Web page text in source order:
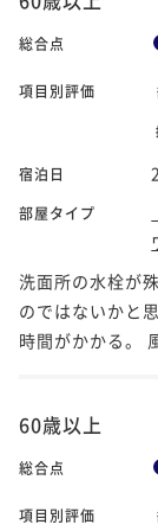
総合点
項目別評価
宿泊日
部屋タイプ
洗面所の水栓が
のではないかと
時間がかかる。
60歳以上
総合点
項目別評価